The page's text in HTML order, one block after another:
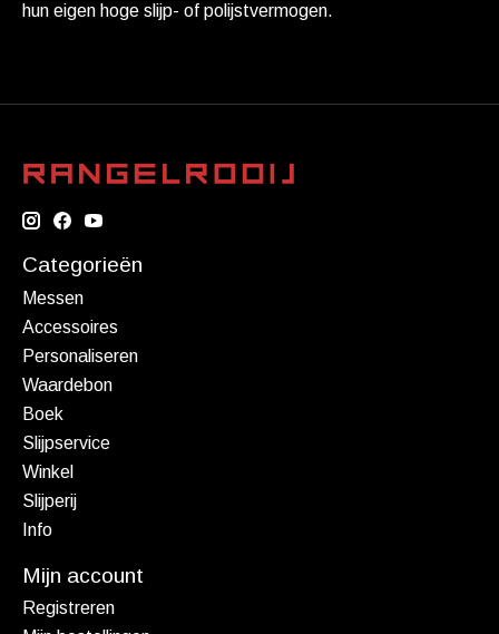
hun eigen hoge slijp- of polijstvermogen.
Categorieën
Messen
Accessoires
Personaliseren
Waardebon
Boek
Slijpservice
Winkel
Slijperij
Info
Mijn account
Registreren